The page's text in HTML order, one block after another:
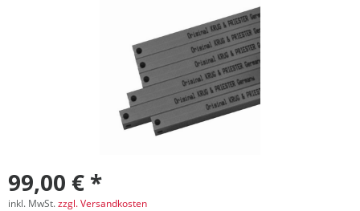
99,00 € *
inkl. MwSt.zzgl. Versandkosten